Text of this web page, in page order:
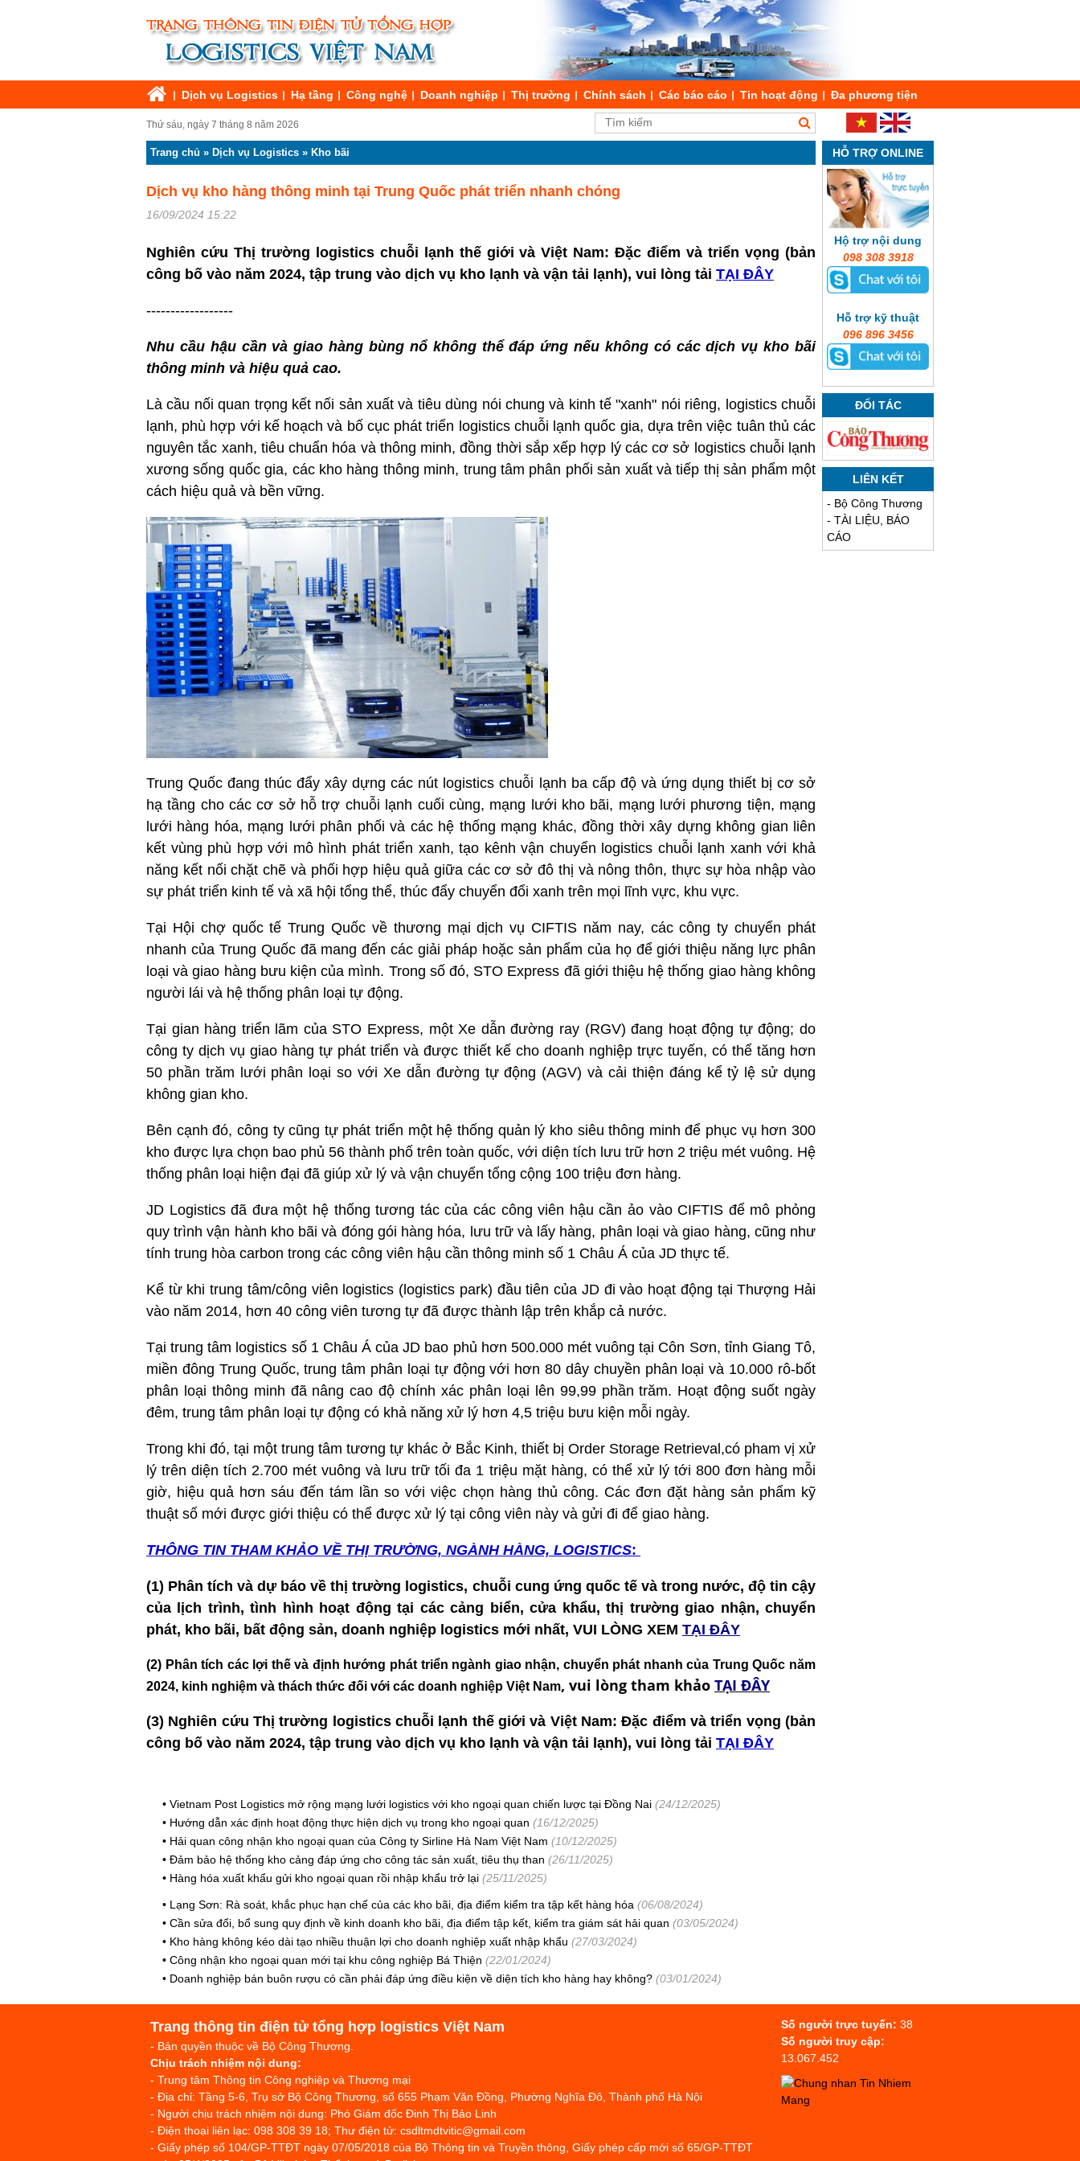
Dịch vụ Logistics Hạ tầng Công nghệ Doanh nghiệp Thị trường Chính sách Các báo cáo Tin hoạt động Đa phương tiện
Thứ sáu, ngày 7 tháng 8 năm 2026
Trang chủ » Dịch vụ Logistics » Kho bãi
Dịch vụ kho hàng thông minh tại Trung Quốc phát triển nhanh chóng
16/09/2024 15:22
Nghiên cứu Thị trường logistics chuỗi lạnh thế giới và Việt Nam: Đặc điểm và triển vọng (bản
công bố vào năm 2024, tập trung vào dịch vụ kho lạnh và vận tải lạnh), vui lòng tải TẠI ĐÂY
------------------
Nhu cầu hậu cần và giao hàng bùng nổ không thể đáp ứng nếu không có các dịch vụ kho bãi
thông minh và hiệu quả cao.
Là cầu nối quan trọng kết nối sản xuất và tiêu dùng nói chung và kinh tế "xanh" nói riêng, logistics chuỗi
lạnh, phù hợp với kế hoạch và bố cục phát triển logistics chuỗi lạnh quốc gia, dựa trên việc tuân thủ các
nguyên tắc xanh, tiêu chuẩn hóa và thông minh, đồng thời sắp xếp hợp lý các cơ sở logistics chuỗi lạnh
xương sống quốc gia, các kho hàng thông minh, trung tâm phân phối sản xuất và tiếp thị sản phẩm một
cách hiệu quả và bền vững.
Trung Quốc đang thúc đẩy xây dựng các nút logistics chuỗi lạnh ba cấp độ và ứng dụng thiết bị cơ sở
hạ tầng cho các cơ sở hỗ trợ chuỗi lạnh cuối cùng, mạng lưới kho bãi, mạng lưới phương tiện, mạng
lưới hàng hóa, mạng lưới phân phối và các hệ thống mạng khác, đồng thời xây dựng không gian liên
kết vùng phù hợp với mô hình phát triển xanh, tạo kênh vận chuyển logistics chuỗi lạnh xanh với khả
năng kết nối chặt chẽ và phối hợp hiệu quả giữa các cơ sở đô thị và nông thôn, thực sự hòa nhập vào
sự phát triển kinh tế và xã hội tổng thể, thúc đẩy chuyển đổi xanh trên mọi lĩnh vực, khu vực.
Tại Hội chợ quốc tế Trung Quốc về thương mại dịch vụ CIFTIS năm nay, các công ty chuyển phát
nhanh của Trung Quốc đã mang đến các giải pháp hoặc sản phẩm của họ để giới thiệu năng lực phân
loại và giao hàng bưu kiện của mình. Trong số đó, STO Express đã giới thiệu hệ thống giao hàng không
người lái và hệ thống phân loại tự động.
Tại gian hàng triển lãm của STO Express, một Xe dẫn đường ray (RGV) đang hoạt động tự động; do
công ty dịch vụ giao hàng tự phát triển và được thiết kế cho doanh nghiệp trực tuyến, có thể tăng hơn
50 phần trăm lưới phân loại so với Xe dẫn đường tự động (AGV) và cải thiện đáng kể tỷ lệ sử dụng
không gian kho.
Bên cạnh đó, công ty cũng tự phát triển một hệ thống quản lý kho siêu thông minh để phục vụ hơn 300
kho được lựa chọn bao phủ 56 thành phố trên toàn quốc, với diện tích lưu trữ hơn 2 triệu mét vuông. Hệ
thống phân loại hiện đại đã giúp xử lý và vận chuyển tổng cộng 100 triệu đơn hàng.
JD Logistics đã đưa một hệ thống tương tác của các công viên hậu cần ảo vào CIFTIS để mô phỏng
quy trình vận hành kho bãi và đóng gói hàng hóa, lưu trữ và lấy hàng, phân loại và giao hàng, cũng như
tính trung hòa carbon trong các công viên hậu cần thông minh số 1 Châu Á của JD thực tế.
Kể từ khi trung tâm/công viên logistics (logistics park) đầu tiên của JD đi vào hoạt động tại Thượng Hải
vào năm 2014, hơn 40 công viên tương tự đã được thành lập trên khắp cả nước.
Tại trung tâm logistics số 1 Châu Á của JD bao phủ hơn 500.000 mét vuông tại Côn Sơn, tỉnh Giang Tô,
miền đông Trung Quốc, trung tâm phân loại tự động với hơn 80 dây chuyền phân loại và 10.000 rô-bốt
phân loại thông minh đã nâng cao độ chính xác phân loại lên 99,99 phần trăm. Hoạt động suốt ngày
đêm, trung tâm phân loại tự động có khả năng xử lý hơn 4,5 triệu bưu kiện mỗi ngày.
Trong khi đó, tại một trung tâm tương tự khác ở Bắc Kinh, thiết bị Order Storage Retrieval,có pham vị xử
lý trên diện tích 2.700 mét vuông và lưu trữ tối đa 1 triệu mặt hàng, có thể xử lý tới 800 đơn hàng mỗi
giờ, hiệu quả hơn sáu đến tám lần so với việc chọn hàng thủ công. Các đơn đặt hàng sản phẩm kỹ
thuật số mới được giới thiệu có thể được xử lý tại công viên này và gửi đi để giao hàng.
THÔNG TIN THAM KHẢO VỀ THỊ TRƯỜNG, NGÀNH HÀNG, LOGISTICS:
(1) Phân tích và dự báo về thị trường logistics, chuỗi cung ứng quốc tế và trong nước, độ tin cậy
của lịch trình, tình hình hoạt động tại các cảng biển, cửa khẩu, thị trường giao nhận, chuyển
phát, kho bãi, bất động sản, doanh nghiệp logistics mới nhất, VUI LÒNG XEM TẠI ĐÂY
(2) Phân tích các lợi thế và định hướng phát triển ngành giao nhận, chuyển phát nhanh của Trung Quốc năm
2024, kinh nghiệm và thách thức đối với các doanh nghiệp Việt Nam, vui lòng tham khảo TẠI ĐÂY
(3) Nghiên cứu Thị trường logistics chuỗi lạnh thế giới và Việt Nam: Đặc điểm và triển vọng (bản
công bố vào năm 2024, tập trung vào dịch vụ kho lạnh và vận tải lạnh), vui lòng tải TẠI ĐÂY
• Vietnam Post Logistics mở rộng mạng lưới logistics với kho ngoại quan chiến lược tại Đồng Nai (24/12/2025)
• Hướng dẫn xác định hoạt động thực hiện dịch vụ trong kho ngoại quan (16/12/2025)
• Hải quan công nhận kho ngoại quan của Công ty Sirline Hà Nam Việt Nam (10/12/2025)
• Đảm bảo hệ thống kho cảng đáp ứng cho công tác sản xuất, tiêu thụ than (26/11/2025)
• Hàng hóa xuất khẩu gửi kho ngoại quan rồi nhập khẩu trở lại (25/11/2025)
• Lạng Sơn: Rà soát, khắc phục hạn chế của các kho bãi, địa điểm kiểm tra tập kết hàng hóa (06/08/2024)
• Cần sửa đổi, bổ sung quy định về kinh doanh kho bãi, địa điểm tập kết, kiểm tra giám sát hải quan (03/05/2024)
• Kho hàng không kéo dài tạo nhiều thuận lợi cho doanh nghiệp xuất nhập khẩu (27/03/2024)
• Công nhận kho ngoại quan mới tại khu công nghiệp Bá Thiện (22/01/2024)
• Doanh nghiệp bán buôn rượu có cần phải đáp ứng điều kiện về diện tích kho hàng hay không? (03/01/2024)
HỖ TRỢ ONLINE
Hộ trợ nội dung
098 308 3918
Hỗ trợ kỹ thuật
096 896 3456
ĐỐI TÁC
LIÊN KẾT
- Bộ Công Thương
- TÀI LIỆU, BÁO
CÁO
Trang thông tin điện tử tổng hợp logistics Việt Nam
- Bản quyền thuộc về Bộ Công Thương.
Chịu trách nhiệm nội dung:
- Trung tâm Thông tin Công nghiệp và Thương mại
- Địa chỉ: Tầng 5-6, Trụ sở Bộ Công Thương, số 655 Phạm Văn Đồng, Phường Nghĩa Đô, Thành phố Hà Nội
- Người chịu trách nhiệm nội dung: Phó Giám đốc Đinh Thị Bảo Linh
- Điện thoại liên lạc: 098 308 39 18; Thư điện tử: csdltmdtvitic@gmail.com
- Giấy phép số 104/GP-TTĐT ngày 07/05/2018 của Bộ Thông tin và Truyền thông, Giấy phép cấp mới số 65/GP-TTĐT
Số người trực tuyến: 38
Số người truy cập:
13.067.452